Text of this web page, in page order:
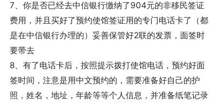
7、你是否已经去中信银行缴纳了904元的非移民签证
费用，并且买好了预约使馆签证用的专门电话卡了（都
是在中信银行办理的）妥善保管好2联的发票，面签时
要带去
8、有了电话卡后，按照提示拨打使馆电话，预约好面
签时间，注意是用中文预约的，需要准备好自己的护
照，姓名，地址，年龄等等个人信息，并准备纸笔记录